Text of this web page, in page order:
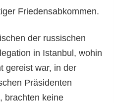
Friedensabkommen.
der russischen
in Istanbul, wohin
gereist war, in der
Präsidenten
brachten keine